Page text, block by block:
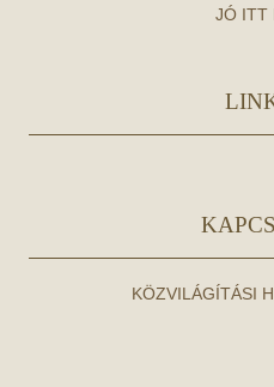
JÓ ITT
KÖZVILÁGÍTÁSI